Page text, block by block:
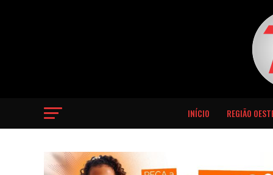
INÍCIO REGIÃO